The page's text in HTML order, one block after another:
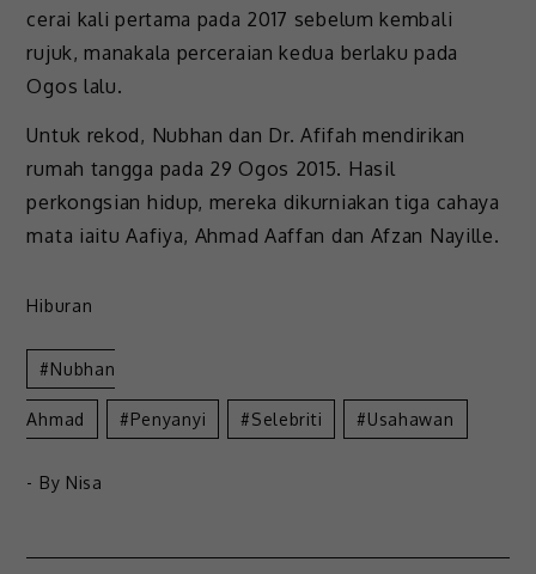
cerai kali pertama pada 2017 sebelum kembali
rujuk, manakala perceraian kedua berlaku pada
Ogos lalu.
Untuk rekod, Nubhan dan Dr. Afifah mendirikan
rumah tangga pada 29 Ogos 2015. Hasil
perkongsian hidup, mereka dikurniakan tiga cahaya
mata iaitu Aafiya, Ahmad Aaffan dan Afzan Nayille.
Hiburan
Nubhan
Ahmad Penyanyi Selebriti Usahawan
- By Nisa